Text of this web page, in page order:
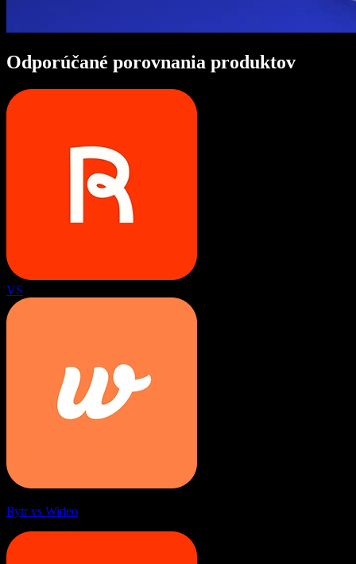
Odporúčané porovnania produktov
VS
Rytr vs Wideo